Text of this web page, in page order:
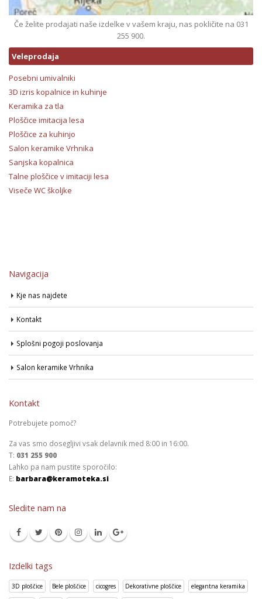
Če želite prodajati naše izdelke v vašem kraju, nas pokličite na 031
255 900.
Veleprodaja
Posebni umivalniki
3D izris kopalnice in kuhinje
Keramika za tla
Ploščice imitacija lesa
Ploščice za kuhinjo
Salon keramike Vrhnika
Sanjska kopalnica
Talne ploščice v imitaciji lesa
Viseče WC školjke
Navigacija
Kje nas najdete
Kontakt
Splošni pogoji poslovanja
Salon keramike Vrhnika
Kontakt
Potrebujete pomoč?
Za vas smo dosegljivi vsak delavnik med 8:00 in 16:00.
T: 031 255 900
Lahko pa nam pustite sporočilo:
E: barbara@keramoteka.si
Sledite nam na
Izdelki tags
3D ploščice Bele ploščice cicogres Dekorativne ploščice elegantna keramika